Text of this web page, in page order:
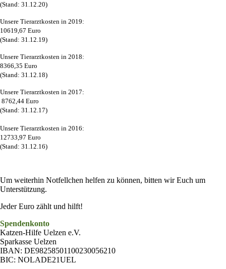
(Stand: 31.12.20)
Unsere Tierarztkosten in 2019:
10619,67 Euro
(Stand: 31.12.19)
Unsere Tierarztkosten in 2018:
8366,35 Euro
(Stand: 31.12.18)
Unsere Tierarztkosten in 2017:
8762,44 Euro
(Stand: 31.12.17)
Unsere Tierarztkosten in 2016:
12733,97 Euro
(Stand: 31.12.16)
Um weiterhin Notfellchen helfen zu können, bitten wir Euch um
Unterstützung.
Jeder Euro zählt und hilft!
Spendenkonto
Katzen-Hilfe Uelzen e.V.
Sparkasse Uelzen
IBAN: DE98258501100230056210
BIC: NOLADE21UEL